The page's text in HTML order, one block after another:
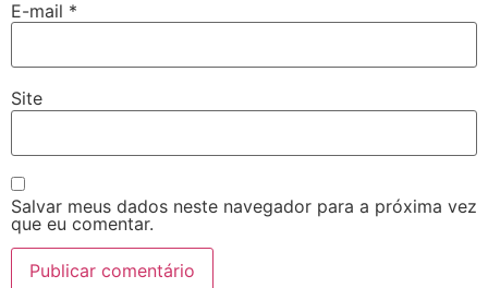
E-mail *
Site
Salvar meus dados neste navegador para a próxima vez
que eu comentar.